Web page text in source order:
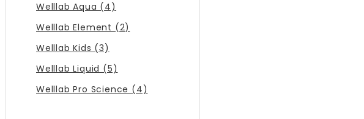
Welllab Aqua (4)
Welllab Element (2)
Welllab Kids (3)
Welllab Liquid (5)
Welllab Pro Science (4)